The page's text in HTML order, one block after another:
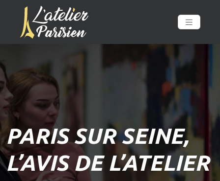
PARIS SUR SEINE,
L’AVIS DE L’ATELIER